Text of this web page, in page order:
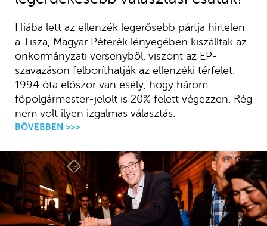
Hiába lett az ellenzék legerősebb pártja hirtelen
a Tisza, Magyar Péterék lényegében kiszálltak az
önkormányzati versenyből, viszont az EP-
szavazáson felboríthatják az ellenzéki térfelet.
1994 óta először van esély, hogy három
főpolgármester-jelölt is 20% felett végezzen. Rég
nem volt ilyen izgalmas választás.
BŐVEBBEN >>>